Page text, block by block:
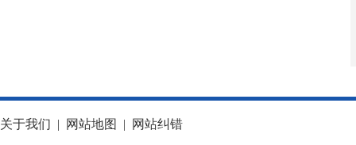
关于我们 | 网站地图 | 网站纠错